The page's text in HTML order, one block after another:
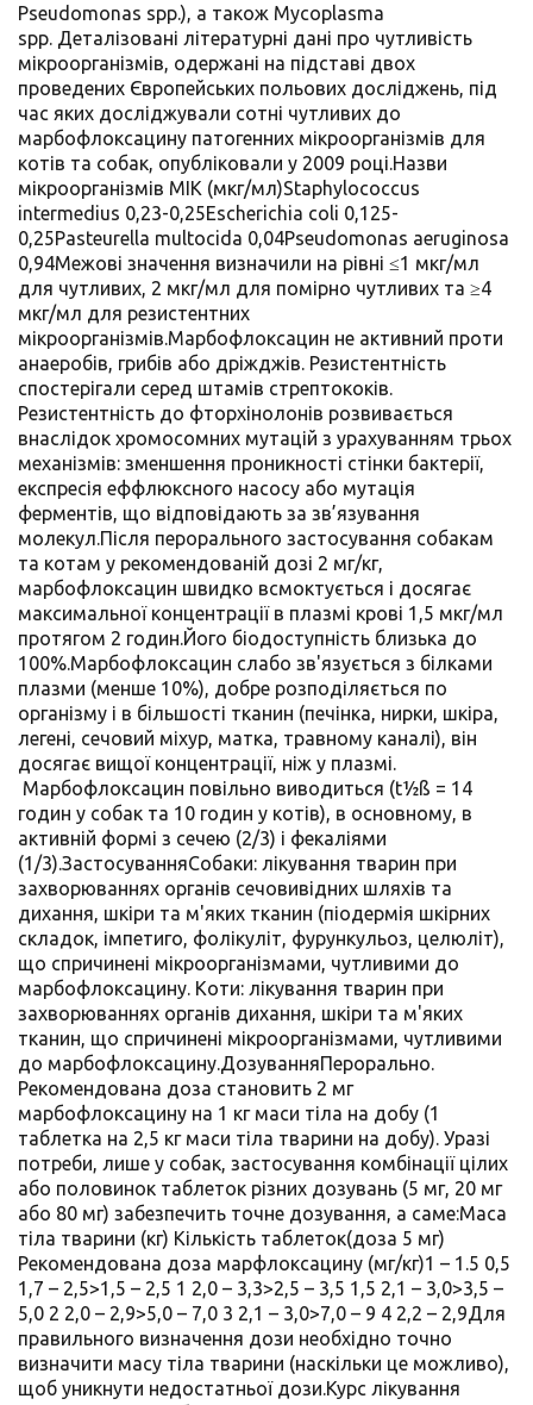
Pseudomonas spp.), а також Mycoplasma
spp. Деталізовані літературні дані про чутливість
мікроорганізмів, одержані на підставі двох
проведених Європейських польових досліджень, під
час яких досліджували сотні чутливих до
марбофлоксацину патогенних мікроорганізмів для
котів та собак, опубліковали у 2009 році.Назви
мікроорганізмів МІК (мкг/мл)Staphylococcus
intermedius 0,23-0,25Escherichia coli 0,125-
0,25Pasteurella multocida 0,04Pseudomonas aeruginosa
0,94Межові значення визначили на рівні ≤1 мкг/мл
для чутливих, 2 мкг/мл для помірно чутливих та ≥4
мкг/мл для резистентних
мікроорганізмів.Марбофлоксацин не активний проти
анаеробів, грибів або дріжджів. Резистентність
спостерігали серед штамів стрептококів.
Резистентність до фторхінолонів розвивається
внаслідок хромосомних мутацій з урахуванням трьох
механізмів: зменшення проникності стінки бактерії,
експресія еффлюксного насосу або мутація
ферментів, що відповідають за зв’язування
молекул.Після перорального застосування собакам
та котам у рекомендованій дозі 2 мг/кг,
марбофлоксацин швидко всмоктується і досягає
максимальної концентрації в плазмі крові 1,5 мкг/мл
протягом 2 годин.Його біодоступність близька до
100%.Марбофлоксацин слабо зв'язується з білками
плазми (менше 10%), добре розподіляється по
організму і в більшості тканин (печінка, нирки, шкіра,
легені, сечовий міхур, матка, травному каналі), він
досягає вищої концентрації, ніж у плазмі.
Марбофлоксацин повільно виводиться (t½ß = 14
годин у собак та 10 годин у котів), в основному, в
активній формі з сечею (2/3) і фекаліями
(1/3).ЗастосуванняСобаки: лікування тварин при
захворюваннях органів сечовивідних шляхів та
дихання, шкіри та м'яких тканин (піодермія шкірних
складок, імпетиго, фолікуліт, фурункульоз, целюліт),
що спричинені мікроорганізмами, чутливими до
марбофлоксацину. Коти: лікування тварин при
захворюваннях органів дихання, шкіри та м'яких
тканин, що спричинені мікроорганізмами, чутливими
до марбофлоксацину.ДозуванняПерорально.
Рекомендована доза становить 2 мг
марбофлоксацину на 1 кг маси тіла на добу (1
таблетка на 2,5 кг маси тіла тварини на добу). Уразі
потреби, лише у собак, застосування комбінації цілих
або половинок таблеток різних дозувань (5 мг, 20 мг
або 80 мг) забезпечить точне дозування, а саме:Маса
тіла тварини (кг) Кількість таблеток(доза 5 мг)
Рекомендована доза марфлоксацину (мг/кг)1 – 1.5 0,5
1,7 – 2,5>1,5 – 2,5 1 2,0 – 3,3>2,5 – 3,5 1,5 2,1 – 3,0>3,5 –
5,0 2 2,0 – 2,9>5,0 – 7,0 3 2,1 – 3,0>7,0 – 9 4 2,2 – 2,9Для
правильного визначення дози необхідно точно
визначити масу тіла тварини (наскільки це можливо),
щоб уникнути недостатньої дози.Курс лікування